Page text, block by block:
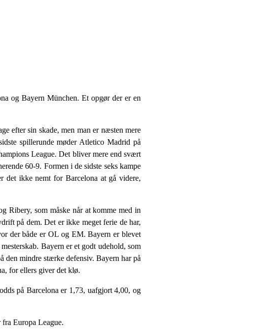
og Bayern München. Et opgør der er en
efter sin skade, men man er næsten mere
spillerunde møder Atletico Madrid på
League. Det bliver mere end svært
60-9. Formen i de sidste seks kampe
det ikke nemt for Barcelona at gå videre,
Ribery, som måske når at komme med in
på dem. Det er ikke meget ferie de har,
der både er OL og EM. Bayern er blevet
Bayern er et godt udehold, som
den mindre stærke defensiv. Bayern har på
for ellers giver det klø.
på Barcelona er 1,73, uafgjort 4,00, og
Europa League.